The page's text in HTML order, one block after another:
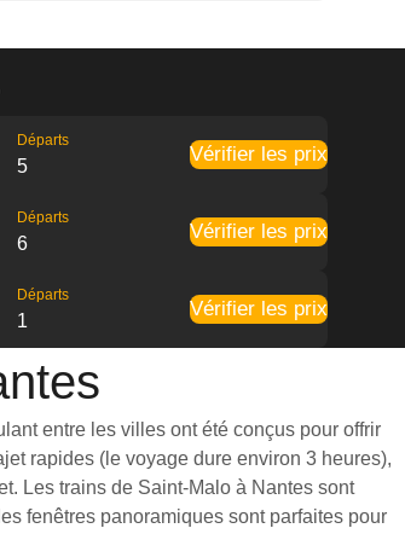
Départs
5
Vérifier les prix
Départs
6
Vérifier les prix
Départs
1
Vérifier les prix
entre les villes ont été conçus pour offrir
rapides (le voyage dure environ 3 heures),
Les trains de Saint-Malo à Nantes sont
fenêtres panoramiques sont parfaites pour